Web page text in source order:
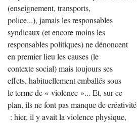
(enseignement, transports,
police...), jamais les responsables
syndicaux (et encore moins les
responsables politiques) ne dénoncent
en premier lieu les causes (le
contexte social) mais toujours ses
effets, habituellement emballés sous
le terme de « violence »... Et, sur ce
plan, ils ne font pas manque de créativité
: hier, il y avait la violence physique,